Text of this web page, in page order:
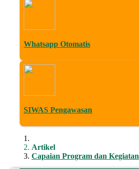
Whatsapp Otomatis
SIWAS Pengawasan
Artikel
Capaian Program dan Kegiatan